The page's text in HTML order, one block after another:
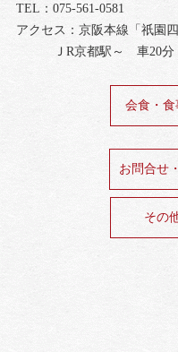
TEL：075-561-0581
アクセス：京阪本線「祇園
ＪR京都駅～ 車20
会食・
お問合せ
その